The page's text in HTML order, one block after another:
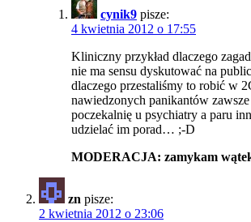
cynik9 pisze:
4 kwietnia 2012 o 17:55
Kliniczny przykład dlaczego
nie ma sensu dyskutować na
dlaczego przestaliśmy to robić w
nawiedzonych panikantów
poczekalnię u psychiatry a paru
udzielać im porad… ;-D
MODERACJA: zamykam
zn pisze:
2 kwietnia 2012 o 23:06